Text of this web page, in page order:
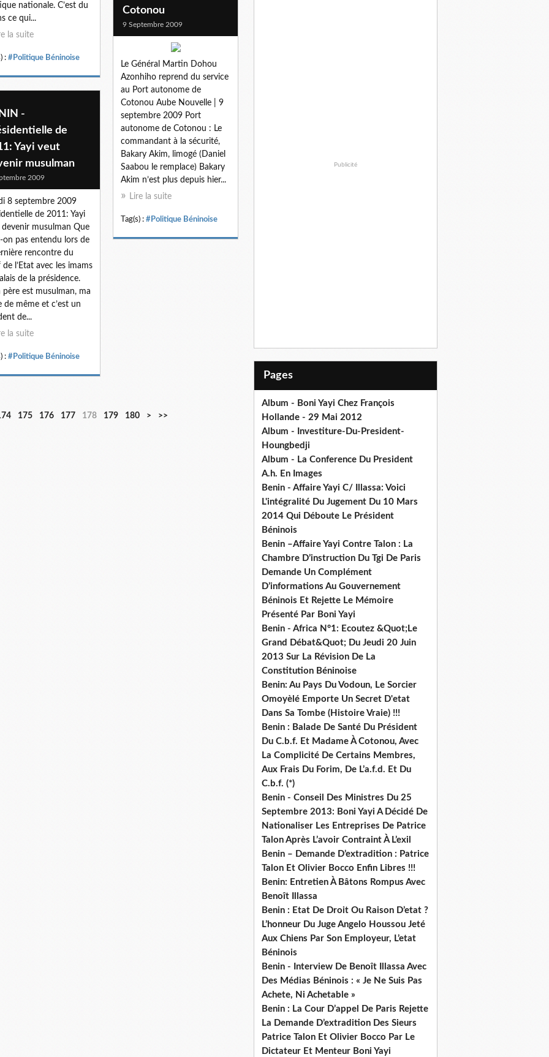
nationale. C’est du
ce qui...
la suite
: #Politique Béninoise
Cotonou
9 Septembre 2009
Le Général Martin Dohou
Azonhiho reprend du service
au Port autonome de
Cotonou Aube Nouvelle | 9
septembre 2009 Port
autonome de Cotonou : Le
commandant à la sécurité,
Bakary Akim, limogé (Daniel
Saabou le remplace) Bakary
Akim n’est plus depuis hier...
Lire la suite
Tag(s) : #Politique Béninoise
-
de
Yayi veut
musulman
2009
8 septembre 2009
de 2011: Yayi
musulman Que
on pas entendu lors de
rencontre du
de l’Etat avec les imams
de la présidence.
père est musulman, ma
de même et c’est un
de...
la suite
: #Politique Béninoise
175 176 177 178 179 180
1
2
3
> >>
Publicité
Pages
Album - Boni Yayi Chez François
Hollande - 29 Mai 2012
Album - Investiture-Du-President-
Houngbedji
Album - La Conference Du President
A.h. En Images
Benin - Affaire Yayi C/ Illassa: Voici
L'intégralité Du Jugement Du 10 Mars
2014 Qui Déboute Le Président
Béninois
Benin –Affaire Yayi Contre Talon : La
Chambre D’instruction Du Tgi De Paris
Demande Un Complément
D’informations Au Gouvernement
Béninois Et Rejette Le Mémoire
Présenté Par Boni Yayi
Benin - Africa N°1: Ecoutez &Quot;Le
Grand Débat&Quot; Du Jeudi 20 Juin
2013 Sur La Révision De La
Constitution Béninoise
Benin: Au Pays Du Vodoun, Le Sorcier
Omoyèlé Emporte Un Secret D'etat
Dans Sa Tombe (Histoire Vraie) !!!
Benin : Balade De Santé Du Président
Du C.b.f. Et Madame À Cotonou, Avec
La Complicité De Certains Membres,
Aux Frais Du Forim, De L’a.f.d. Et Du
C.b.f. (*)
Benin - Conseil Des Ministres Du 25
Septembre 2013: Boni Yayi A Décidé De
Nationaliser Les Entreprises De Patrice
Talon Après L’avoir Contraint À L’exil
Benin – Demande D’extradition : Patrice
Talon Et Olivier Bocco Enfin Libres !!!
Benin: Entretien À Bâtons Rompus Avec
Benoît Illassa
Benin : Etat De Droit Ou Raison D’etat ?
L’honneur Du Juge Angelo Houssou Jeté
Aux Chiens Par Son Employeur, L’etat
Béninois
Benin - Interview De Benoît Illassa Avec
Des Médias Béninois : « Je Ne Suis Pas
Achete, Ni Achetable »
Benin : La Cour D’appel De Paris Rejette
La Demande D’extradition Des Sieurs
Patrice Talon Et Olivier Bocco Par Le
Dictateur Et Menteur Boni Yayi